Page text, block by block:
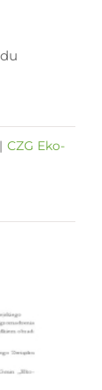
| CZG Eko-